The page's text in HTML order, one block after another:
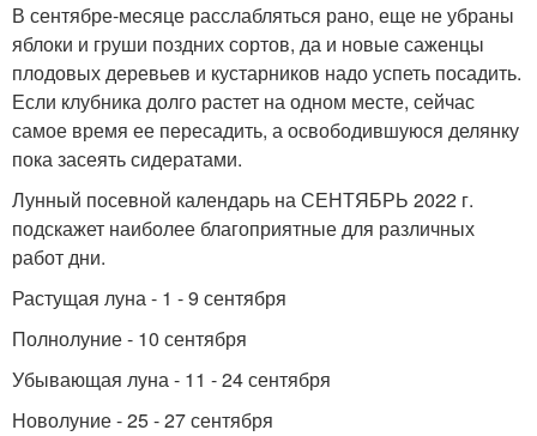
В сентябре-месяце расслабляться рано, еще не убраны
яблоки и груши поздних сортов, да и новые саженцы
плодовых деревьев и кустарников надо успеть посадить.
Если клубника долго растет на одном месте, сейчас
самое время ее пересадить, а освободившуюся делянку
пока засеять сидератами.
Лунный посевной календарь на СЕНТЯБРЬ 2022 г.
подскажет наиболее благоприятные для различных
работ дни.
Растущая луна - 1 - 9 сентября
Полнолуние - 10 сентября
Убывающая луна - 11 - 24 сентября
Новолуние - 25 - 27 сентября